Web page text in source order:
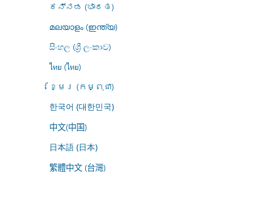
ಕನ್ನಡ (ಭಾರತ)
മലയാളം (ഇന്ത്യ)
සිංහල (ශ්‍රී ලංකාව)
ไทย (ไทย)
ខ្មែរ (កម្ពុជា)
한국어 (대한민국)
中文(中国)
日本語 (日本)
繁體中文 (台灣)